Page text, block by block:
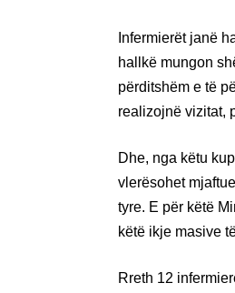
Infermierët janë
hallkë mungon
përditshëm e të
realizojnë vizitat,
Dhe, nga këtu
vlerësohet
tyre. E për këtë
këtë ikje masive
Rreth 12